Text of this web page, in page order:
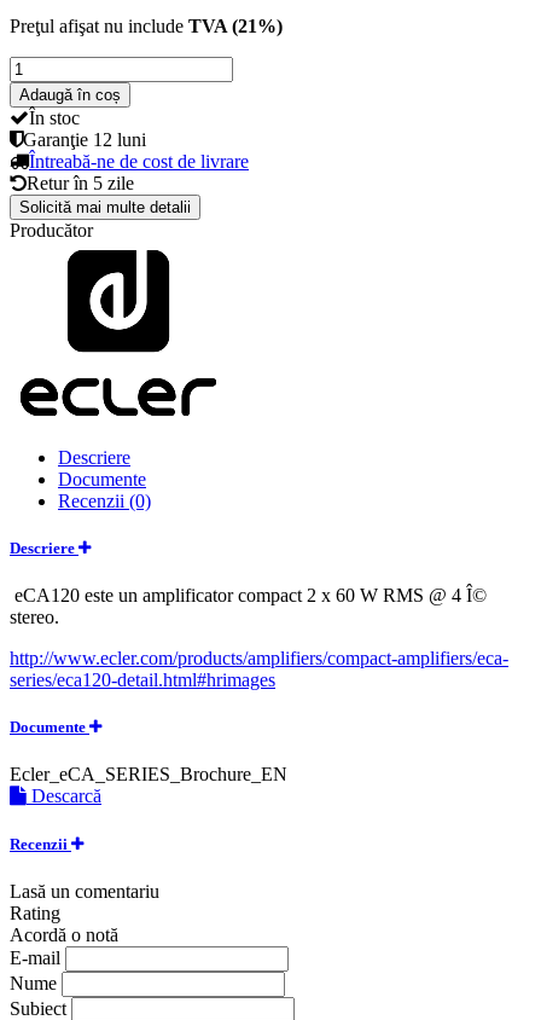
Preţul afişat nu include TVA (21%)
Adaugă în coș
În stoc
Garanţie 12 luni
Întreabă-ne de cost de livrare
Retur în 5 zile
Solicită mai multe detalii
Producător
Descriere
Documente
Recenzii (0)
Descriere
eCA120 este un amplificator compact 2 x 60 W RMS @ 4 Î©
stereo.
http://www.ecler.com/products/amplifiers/compact-amplifiers/eca-
series/eca120-detail.html#hrimages
Documente
Ecler_eCA_SERIES_Brochure_EN
Descarcă
Recenzii
Lasă un comentariu
Rating
Acordă o notă
E-mail
Nume
Subiect